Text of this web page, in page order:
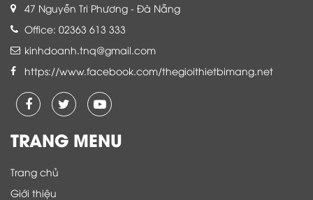
47 Nguyễn Tri Phương - Đà Nẵng
Office: 02363 613 333
kinhdoanh.tnq@gmail.com
https://www.facebook.com/thegioithietbimang.net
TRANG MENU
Trang chủ
Giới thiệu